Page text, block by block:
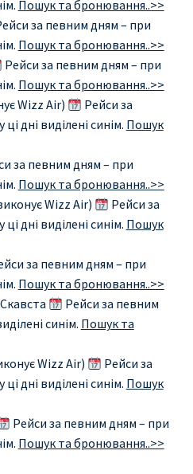
КНФТФШК
RYANAIR
от € 9
Пошук та бронювання..>>
за певним дням – при
Пошук та бронювання..>>
Рейси за певним дням – при
Пошук та бронювання..>>
Wizz Air)
Рейси за
дні виділені синім. Пошук
за певним дням – при
Пошук та бронювання..>>
Wizz Air)
Рейси за
дні виділені синім. Пошук
за певним дням – при
Пошук та бронювання..>>
Скавста
Рейси за певним
синім. Пошук та
Wizz Air)
Рейси за
дні виділені синім. Пошук
Рейси за певним дням – при
Пошук та бронювання..>>